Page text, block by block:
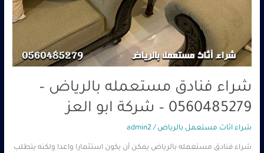
شراء فنادق مستعمله بالرياض –
0560485279 – شركة ابو العز
شراء اثاث مستعمل بالرياض /
admin2
شراء فنادق مستعمله بالرياض يمكن أن يكون استثمارا واعدا ولكنه يتطلب